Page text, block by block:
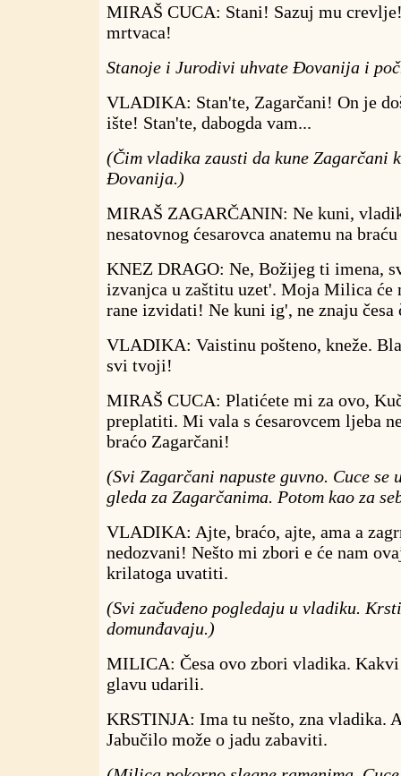
MIRAŠ CUCA: Stani! Sazuj mu
mrtvaca!
Stanoje i Jurodivi uhvate Đovanija i
VLADIKA: Stan'te, Zagarčani! On je
ište! Stan'te, dabogda vam...
(Čim vladika zausti da kune Zagarčani
Đovanija.)
MIRAŠ ZAGARČANIN: Ne kuni,
nesatovnog ćesarovca anatemu na
KNEZ DRAGO: Ne, Božijeg ti imena,
izvanjca u zaštitu uzet'. Moja Milica će
rane izvidati! Ne kuni ig', ne znaju česa
VLADIKA: Vaistinu pošteno, kneže.
svi tvoji!
MIRAŠ CUCA: Platićete mi za ovo,
preplatiti. Mi vala s ćesarovcem ljeba
braćo Zagarčani!
(Svi Zagarčani napuste guvno. Cuce se
gleda za Zagarčanima. Potom kao za
VLADIKA: Ajte, braćo, ajte, ama a
nedozvani! Nešto mi zbori e će nam
krilatoga uvatiti.
(Svi začuđeno pogledaju u vladiku.
domunđavaju.)
MILICA: Česa ovo zbori vladika.
glavu udarili.
KRSTINJA: Ima tu nešto, zna vladika.
Jabučilo može o jadu zabaviti.